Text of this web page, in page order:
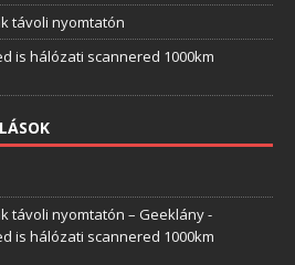
távoli nyomtatón
is hálózati scannered 1000km
távoli nyomtatón – Geeklány-
is hálózati scannered 1000km